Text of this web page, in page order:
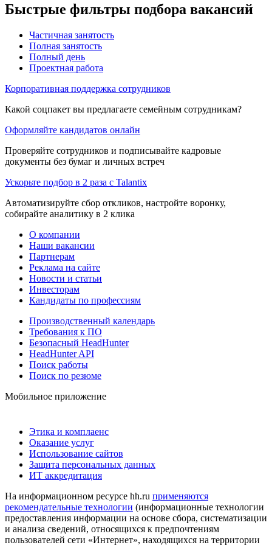
Быстрые фильтры подбора вакансий
Частичная занятость
Полная занятость
Полный день
Проектная работа
Корпоративная поддержка сотрудников
Какой соцпакет вы предлагаете семейным сотрудникам?
Оформляйте кандидатов онлайн
Проверяйте сотрудников и подписывайте кадровые
документы без бумаг и личных встреч
Ускорьте подбор в 2 раза с Talantix
Автоматизируйте сбор откликов, настройте воронку,
собирайте аналитику в 2 клика
О компании
Наши вакансии
Партнерам
Реклама на сайте
Новости и статьи
Инвесторам
Кандидаты по профессиям
Производственный календарь
Требования к ПО
Безопасный HeadHunter
HeadHunter API
Поиск работы
Поиск по резюме
Мобильное приложение
Этика и комплаенс
Оказание услуг
Использование сайтов
Защита персональных данных
ИТ аккредитация
На информационном ресурсе hh.ru применяются
рекомендательные технологии (информационные технологии
предоставления информации на основе сбора, систематизации
и анализа сведений, относящихся к предпочтениям
пользователей сети «Интернет», находящихся на территории